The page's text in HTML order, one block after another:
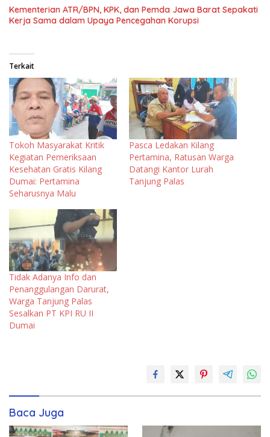
Kementerian ATR/BPN, KPK, dan Pemda Jawa Barat Sepakati
Kerja Sama dalam Upaya Pencegahan Korupsi
Terkait
Tokoh Masyarakat Kritik
Kegiatan Pemeriksaan
Kesehatan Gratis Kilang
Dumai: Pertamina
Seharusnya Malu
Pasca Ledakan Kilang
Pertamina, Ratusan Warga
Datangi Kantor Lurah
Tanjung Palas
Tidak Adanya Info dan
Penanggulangan Darurat,
Warga Tanjung Palas
Sesalkan PT KPI RU II
Dumai
Baca Juga